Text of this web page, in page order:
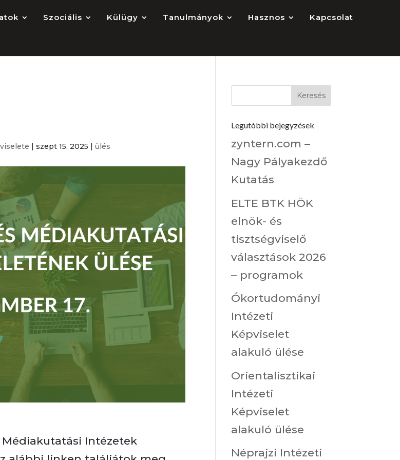
Szociális Külügy Tanulmányok Hasznos Kapcsolat
|szept 15, 2025 |ülés
Médiakutatási Intézetek
Legutóbbi bejegyzések
zyntern.com –
Nagy Pályakezdő
Kutatás
ELTE BTK HÖK
elnök- és
tisztségviselő
választások 2026
– programok
Ókortudományi
Intézeti
Képviselet
alakuló ülése
Orientalisztikai
Intézeti
Képviselet
alakuló ülése
Néprajzi Intézeti